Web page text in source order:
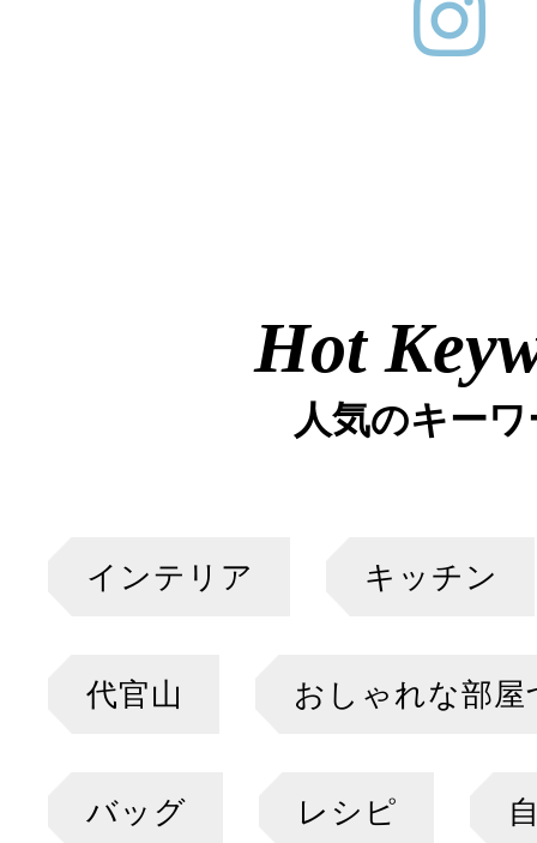
Hot
人気のキー
インテリア キッチン
代官山 おしゃれな部屋
バッグ レシピ